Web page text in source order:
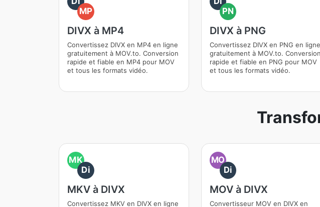
MP
DIVX à MP4
Convertissez DIVX en MP4 en ligne
gratuitement à MOV.to. Conversion
rapide et fiable en MP4 pour MOV
et tous les formats vidéo.
PN
DIVX à PNG
Convertissez DIVX en PNG en ligne
gratuitement à MOV.to. Conversion
rapide et fiable en PNG pour MOV
et tous les formats vidéo.
MK
Di
MKV à DIVX
Convertissez MKV en DIVX en ligne
MO
Di
MOV à DIVX
Convertisseur MOV en DIVX en